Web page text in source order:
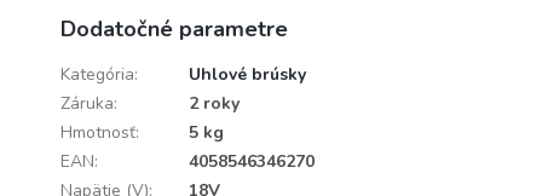
Dodatočné parametre
Kategória:
Uhlové brúsky
Záruka:
2 roky
Hmotnosť:
5 kg
EAN:
4058546346270
Napätie (V):
18V